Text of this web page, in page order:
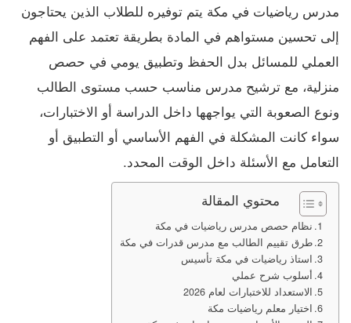
مدرس رياضيات في مكة يتم توفيره للطلاب الذين يحتاجون
إلى تحسين مستواهم في المادة بطريقة تعتمد على الفهم
العملي للمسائل بدل الحفظ وتطبيق يومي في حصص
منزلية، مع ترشيح مدرس مناسب حسب مستوى الطالب
ونوع الصعوبة التي يواجهها داخل الدراسة أو الاختبارات،
سواء كانت المشكلة في الفهم الأساسي أو التطبيق أو
التعامل مع الأسئلة داخل الوقت المحدد.
محتوي المقالة
نظام حصص مدرس رياضيات في مكة
طرق تقييم الطالب مع مدرس قدرات في مكة
استاذ رياضيات في مكة تأسيس
أسلوب شرح عملي
الاستعداد للاختبارات لعام 2026
اختيار معلم رياضيات مكة